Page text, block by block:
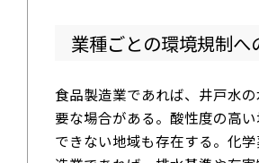
業種ごとの環境規制へ
食品製造業であれば、井戸水
要な場合がある。酸性度の高
できない地域も存在する。化